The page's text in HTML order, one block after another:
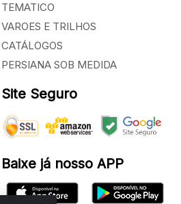
TEMATICO
VAROES E TRILHOS
CATÁLOGOS
PERSIANA SOB MEDIDA
Site Seguro
Baixe já nosso APP